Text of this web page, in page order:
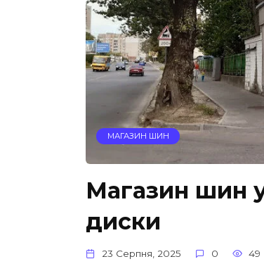
МАГАЗИН ШИН
Магазин шин у
диски
23 Серпня, 2025 0 49